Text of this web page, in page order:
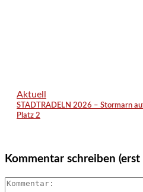
Aktuell
STADTRADELN 2026 – Stormarn
Platz 2
Kommentar schreiben